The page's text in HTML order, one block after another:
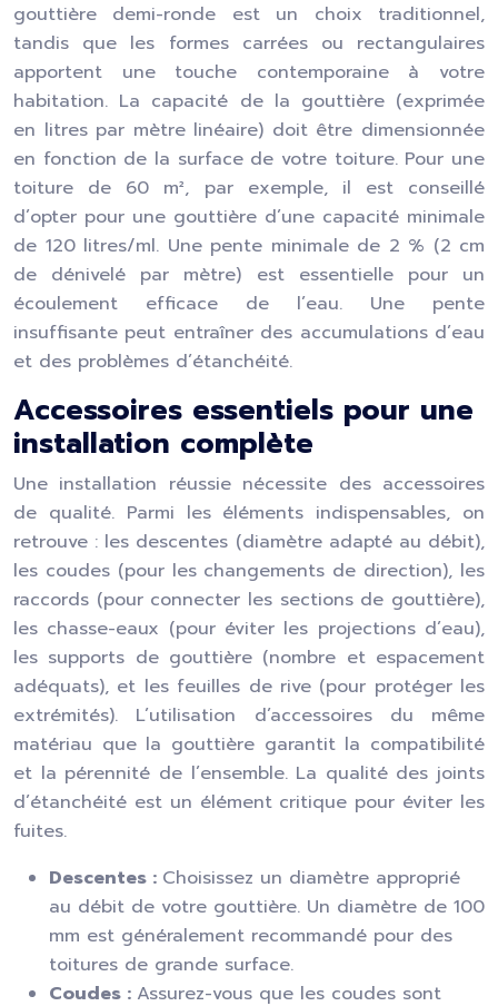
gouttière demi-ronde est un choix traditionnel,
tandis que les formes carrées ou rectangulaires
apportent une touche contemporaine à votre
habitation. La capacité de la gouttière (exprimée
en litres par mètre linéaire) doit être dimensionnée
en fonction de la surface de votre toiture. Pour une
toiture de 60 m², par exemple, il est conseillé
d’opter pour une gouttière d’une capacité minimale
de 120 litres/ml. Une pente minimale de 2 % (2 cm
de dénivelé par mètre) est essentielle pour un
écoulement efficace de l’eau. Une pente
insuffisante peut entraîner des accumulations d’eau
et des problèmes d’étanchéité.
Accessoires essentiels pour une
installation complète
Une installation réussie nécessite des accessoires
de qualité. Parmi les éléments indispensables, on
retrouve : les descentes (diamètre adapté au débit),
les coudes (pour les changements de direction), les
raccords (pour connecter les sections de gouttière),
les chasse-eaux (pour éviter les projections d’eau),
les supports de gouttière (nombre et espacement
adéquats), et les feuilles de rive (pour protéger les
extrémités). L’utilisation d’accessoires du même
matériau que la gouttière garantit la compatibilité
et la pérennité de l’ensemble. La qualité des joints
d’étanchéité est un élément critique pour éviter les
fuites.
Descentes : Choisissez un diamètre approprié
au débit de votre gouttière. Un diamètre de 100
mm est généralement recommandé pour des
toitures de grande surface.
Coudes : Assurez-vous que les coudes sont